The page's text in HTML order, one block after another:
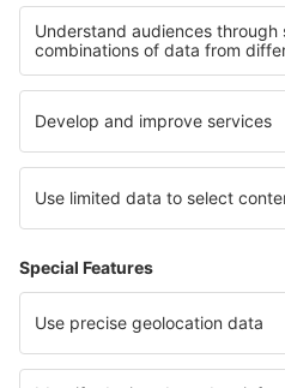
Ubytování in Franconian Switzerland
Ubytování na Anglické riviéře
Ubytování in Tortuguero National Park
Ubytování v Les Menuires